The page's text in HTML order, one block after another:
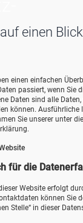
einen Blick
einen einfachen
passiert, wenn Sie
Daten sind alle
können. Ausführliche
Sie unserer unter
für die
Website erfolgt
können Sie
Stelle“ in dieser